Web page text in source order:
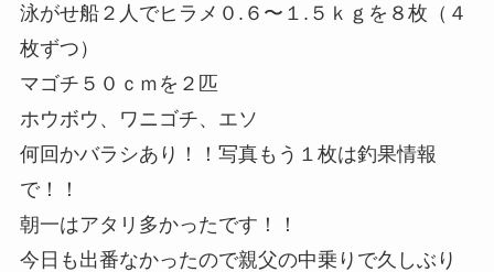
泳がせ船２人でヒラメ０.６〜１.５ｋｇを８枚（４
枚ずつ）
マゴチ５０ｃｍを２匹
ホウボウ、ワニゴチ、エソ
何回かバラシあり！！写真もう１枚は釣果情報
で！！
朝一はアタリ多かったです！！
今日も出番なかったので親父の中乗りで久しぶり